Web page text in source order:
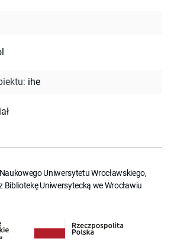
: ihe
Uniwersytetu Wrocławskiego,
Bibliotekę Uniwersytecką we Wrocławiu